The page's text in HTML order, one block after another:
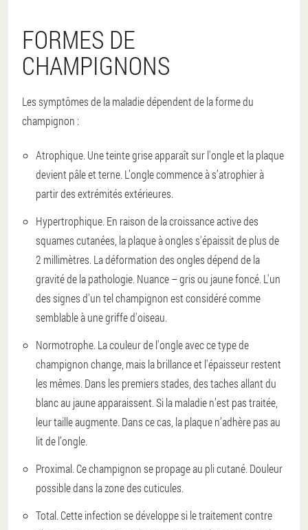
FORMES DE
CHAMPIGNONS
Les symptômes de la maladie dépendent de la forme du
champignon :
Atrophique. Une teinte grise apparaît sur l'ongle et la plaque
devient pâle et terne. L’ongle commence à s’atrophier à
partir des extrémités extérieures.
Hypertrophique. En raison de la croissance active des
squames cutanées, la plaque à ongles s'épaissit de plus de
2 millimètres. La déformation des ongles dépend de la
gravité de la pathologie. Nuance – gris ou jaune foncé. L'un
des signes d'un tel champignon est considéré comme
semblable à une griffe d'oiseau.
Normotrophe. La couleur de l'ongle avec ce type de
champignon change, mais la brillance et l'épaisseur restent
les mêmes. Dans les premiers stades, des taches allant du
blanc au jaune apparaissent. Si la maladie n’est pas traitée,
leur taille augmente. Dans ce cas, la plaque n’adhère pas au
lit de l’ongle.
Proximal. Ce champignon se propage au pli cutané. Douleur
possible dans la zone des cuticules.
Total. Cette infection se développe si le traitement contre